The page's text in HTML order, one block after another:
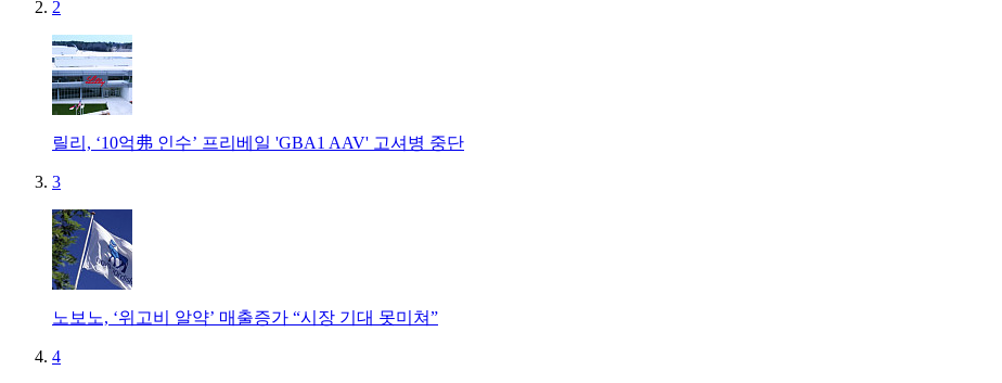
2
릴리, ‘10억弗 인수’ 프리베일 'GBA1 AAV' 고셔병 중단
3
노보노, ‘위고비 알약’ 매출증가 “시장 기대 못미쳐”
4